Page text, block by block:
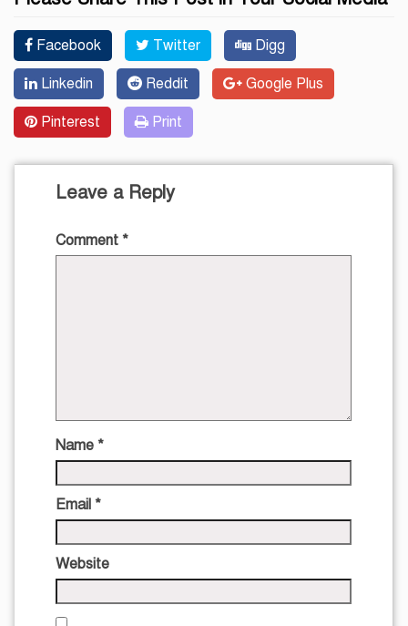
Facebook Twitter Digg
Linkedin Reddit Google Plus
Pinterest Print
Leave a Reply
Comment *
Name *
Email *
Website